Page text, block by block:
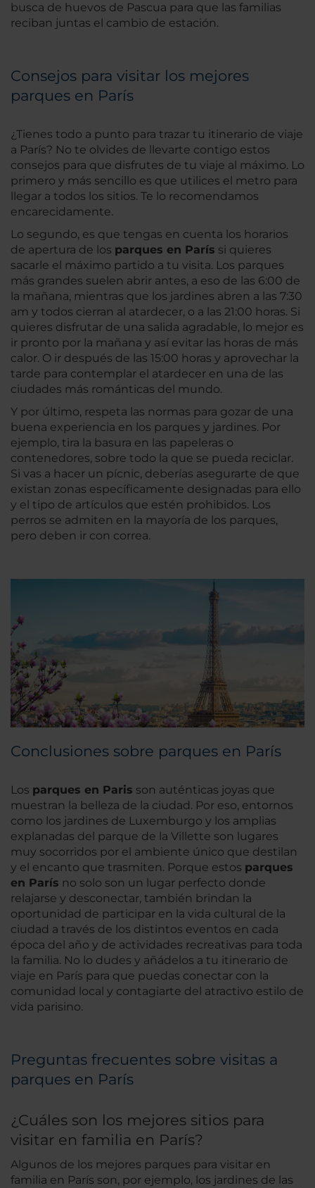
busca de huevos de Pascua para que las familias
reciban juntas el cambio de estación.
Consejos para visitar los mejores
parques en París
¿Tienes todo a punto para trazar tu itinerario de viaje
a París? No te olvides de llevarte contigo estos
consejos para que disfrutes de tu viaje al máximo. Lo
primero y más sencillo es que utilices el metro para
llegar a todos los sitios. Te lo recomendamos
encarecidamente.
Lo segundo, es que tengas en cuenta los horarios
de apertura de los parques en París si quieres
sacarle el máximo partido a tu visita. Los parques
más grandes suelen abrir antes, a eso de las 6:00 de
la mañana, mientras que los jardines abren a las 7:30
am y todos cierran al atardecer, o a las 21:00 horas. Si
quieres disfrutar de una salida agradable, lo mejor es
ir pronto por la mañana y así evitar las horas de más
calor. O ir después de las 15:00 horas y aprovechar la
tarde para contemplar el atardecer en una de las
ciudades más románticas del mundo.
Y por último, respeta las normas para gozar de una
buena experiencia en los parques y jardines. Por
ejemplo, tira la basura en las papeleras o
contenedores, sobre todo la que se pueda reciclar.
Si vas a hacer un pícnic, deberías asegurarte de que
existan zonas específicamente designadas para ello
y el tipo de artículos que estén prohibidos. Los
perros se admiten en la mayoría de los parques,
pero deben ir con correa.
Conclusiones sobre parques en París
Los parques en Paris son auténticas joyas que
muestran la belleza de la ciudad. Por eso, entornos
como los jardines de Luxemburgo y los amplias
explanadas del parque de la Villette son lugares
muy socorridos por el ambiente único que destilan
y el encanto que trasmiten. Porque estos parques
en París no solo son un lugar perfecto donde
relajarse y desconectar, también brindan la
oportunidad de participar en la vida cultural de la
ciudad a través de los distintos eventos en cada
época del año y de actividades recreativas para toda
la familia. No lo dudes y añádelos a tu itinerario de
viaje en París para que puedas conectar con la
comunidad local y contagiarte del atractivo estilo de
vida parisino.
Preguntas frecuentes sobre visitas a
parques en París
¿Cuáles son los mejores sitios para
visitar en familia en París?
Algunos de los mejores parques para visitar en
familia en París son, por ejemplo, los jardines de las